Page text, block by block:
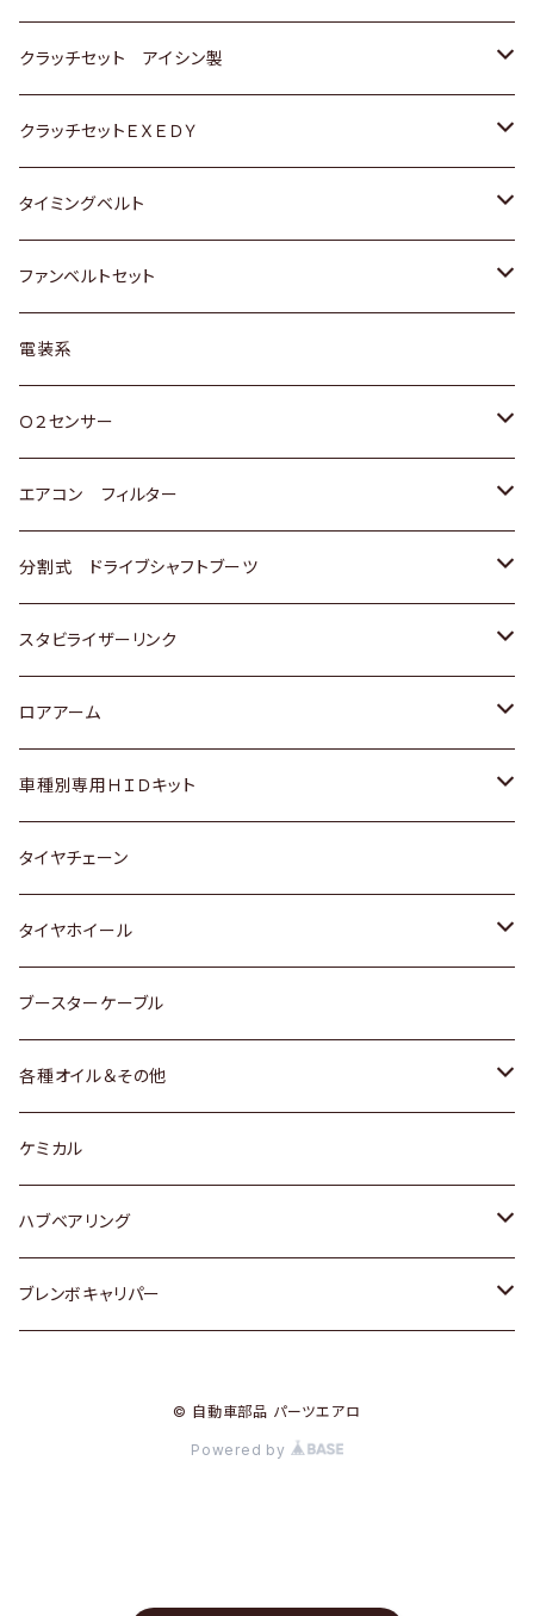
スバル
スバル
ダイハツ
マツダ
三菱
スバル
日野
ＷＡＧＥＮ
アストロ（シボレー）
クライスラー
ＶＯＬＶＯ
スズキ
日産
ダイハツ
マツダ
三菱
スバル
ダイハツ
日産
ホンダ
マツダ
トヨタ
クラッチセット アイシン製
ホンダ
スズキ
ダイハツ
マツダ
三菱
スバル
クラッチセットＥＸＥＤＹ
ホンダ
スズキ
日産
ダイハツ
マツダ
三菱
スバル
タイミングベルト
トヨタ
スズキ
ダイハツ
三菱
スバル
ファンベルトセット
トヨタ
ホンダ
スズキ
日産
いすゞ
ダイハツ
マツダ
三菱
スバル
レクサス
電装系
Ｏ２センサー
トヨタ
ホンダ
スズキ
日産
ダイハツ
マツダ
三菱
スバル
エアコン フィルター
トヨタ
ホンダ
スズキ
日産
いすゞ
ダイハツ
マツダ
三菱
スバル
分割式 ドライブシャフトブーツ
トヨタ
ホンダ
スズキ
日産
ダイハツ
スバル
スタビライザーリンク
トヨタ
ホンダ
スズキ
日産
ダイハツ
マツダ
ロアアーム
ホンダ
スズキ
日産
ダイハツ
マツダ
スバル
車種別専用ＨＩＤキット
トヨタ
マツダ
タイヤチェーン
タイヤホイール
トヨタ
ホンダ
スズキ
日産
ダイハツ
ブースターケーブル
各種オイル＆その他
ディーデル洗浄添加剤
ケミカル
ハブベアリング
トヨタ
ブレンボキャリパー
© 自動車部品 パーツエアロ
Powered by